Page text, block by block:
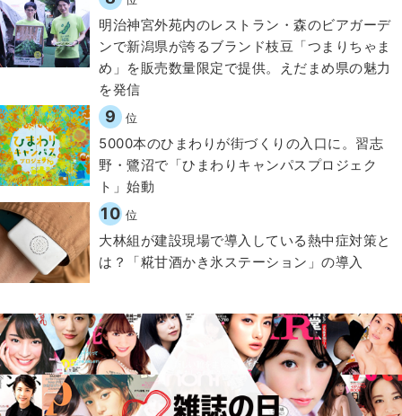
明治神宮外苑内のレストラン・森のビアガーデ
ンで新潟県が誇るブランド枝豆「つまりちゃま
め」を販売数量限定で提供。えだまめ県の魅力
を発信
9 位
5000本のひまわりが街づくりの入口に。習志
野・鷺沼で「ひまわりキャンパスプロジェク
ト」始動
10 位
大林組が建設現場で導入している熱中症対策と
は？「糀甘酒かき氷ステーション」の導入